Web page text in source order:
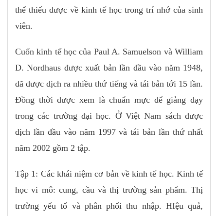
thể thiếu được về kinh tế học trong trí nhớ của sinh
viên.
Cuốn kinh tế học của Paul A. Samuelson và William
D. Nordhaus được xuất bản lần đầu vào năm 1948,
đã được dịch ra nhiều thứ tiếng và tái bản tới 15 lần.
Đồng thời được xem là chuẩn mực để giảng dạy
trong các trường đại học. Ở Việt Nam sách được
dịch lần đầu vào năm 1997 và tái bản lần thứ nhất
năm 2002 gồm 2 tập.
Tập 1: Các khái niệm cơ bản về kinh tế học. Kinh tế
học vi mô: cung, cầu và thị trường sản phẩm. Thị
trường yếu tố và phân phối thu nhập. HIệu quả,